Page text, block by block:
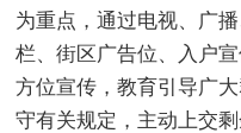
为重点，通过电视、广
栏、街区广告位、入户
方位宣传，教育引导广
守有关规定，主动上交